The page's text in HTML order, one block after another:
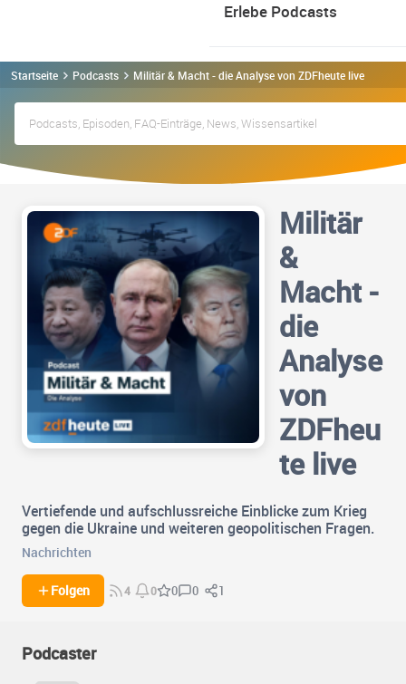
Erlebe Podcasts
Startseite Podcasts Militär & Macht - die Analyse von ZDFheute live
Militär
&
Macht -
die
Analyse
von
ZDFheu
te live
Vertiefende und aufschlussreiche Einblicke zum Krieg
gegen die Ukraine und weiteren geopolitischen Fragen.
Nachrichten
Folgen 4 0 0 0 1
Podcaster